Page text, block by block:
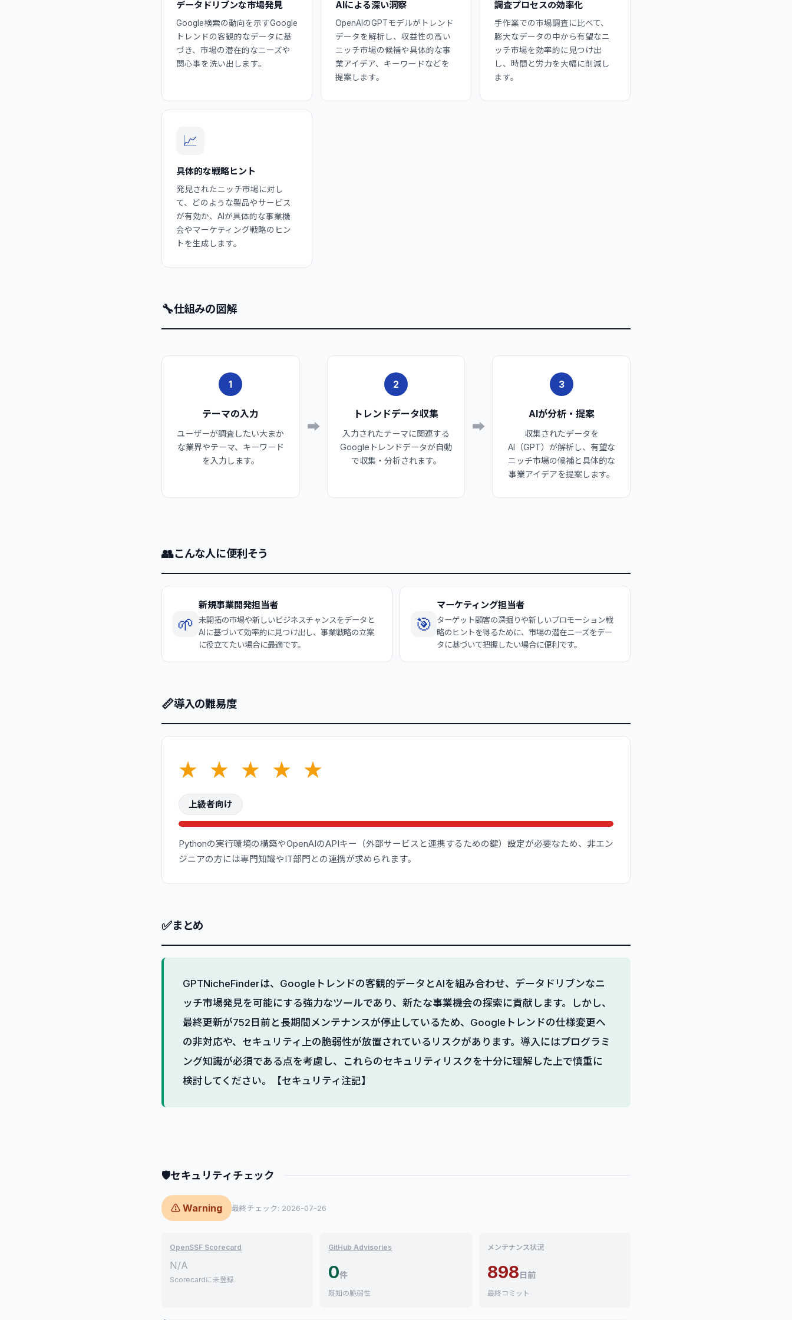
データドリブンな市場発見
Google検索の動向を示すGoogle
トレンドの客観的なデータに基
づき、市場の潜在的なニーズや
関心事を洗い出します。
AIによる深い洞察
OpenAIのGPTモデルがトレンド
データを解析し、収益性の高い
ニッチ市場の候補や具体的な事
業アイデア、キーワードなどを
提案します。
調査プロセスの効率化
手作業での市場調査に比べて、
膨大なデータの中から有望なニ
ッチ市場を効率的に見つけ出
し、時間と労力を大幅に削減し
ます。
📈
具体的な戦略ヒント
発見されたニッチ市場に対し
て、どのような製品やサービス
が有効か、AIが具体的な事業機
会やマーケティング戦略のヒン
トを生成します。
🔧仕組みの図解
1
テーマの入力
ユーザーが調査したい大まか
な業界やテーマ、キーワード
を入力します。
➡
2
トレンドデータ収集
入力されたテーマに関連する
Googleトレンドデータが自動
で収集・分析されます。
➡
3
AIが分析・提案
収集されたデータを
AI（GPT）が解析し、有望な
ニッチ市場の候補と具体的な
事業アイデアを提案します。
👥こんな人に便利そう
🌱
新規事業開発担当者
未開拓の市場や新しいビジネスチャンスをデータと
AIに基づいて効率的に見つけ出し、事業戦略の立案
に役立てたい場合に最適です。
🎯
マーケティング担当者
ターゲット顧客の深掘りや新しいプロモーション戦
略のヒントを得るために、市場の潜在ニーズをデー
タに基づいて把握したい場合に便利です。
📏導入の難易度
★ ★ ★ ★ ★
上級者向け
Pythonの実行環境の構築やOpenAIのAPIキー（外部サービスと連携するための鍵）設定が必要なため、非エン
ジニアの方には専門知識やIT部門との連携が求められます。
✅まとめ
GPTNicheFinderは、Googleトレンドの客観的データとAIを組み合わせ、データドリブンなニ
ッチ市場発見を可能にする強力なツールであり、新たな事業機会の探索に貢献します。しかし、
最終更新が752日前と長期間メンテナンスが停止しているため、Googleトレンドの仕様変更へ
の非対応や、セキュリティ上の脆弱性が放置されているリスクがあります。導入にはプログラミ
ング知識が必須である点を考慮し、これらのセキュリティリスクを十分に理解した上で慎重に
検討してください。【セキュリティ注記】
🛡セキュリティチェック
⚠ Warning 最終チェック: 2026-07-26
OpenSSF Scorecard
N/A
Scorecardに未登録
GitHub Advisories
0件
既知の脆弱性
メンテナンス状況
898日前
最終コミット